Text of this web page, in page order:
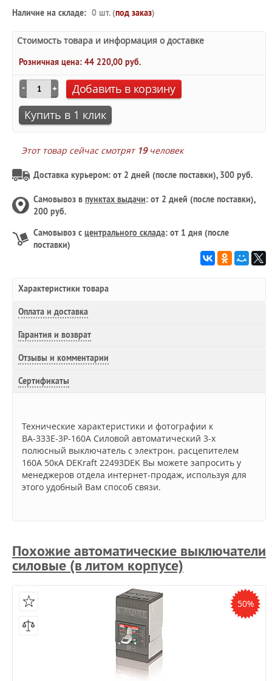
Наличие на складе: 0 шт. (под заказ)
Стоимость товара и информация о доставке
Розничная цена: 44 220,00 руб.
Добавить в корзину
Купить в 1 клик
Этот товар сейчас смотрят 19человек
Доставка курьером: от 2 дней (после поставки), 300 руб.
Самовывоз в пунктах выдачи: от 2 дней (после поставки),
200 руб.
Самовывоз с центрального склада: от 1 дня (после
поставки)
Характеристики товара
Оплата и доставка
Гарантия и возврат
Отзывы и комментарии
Сертификаты
Технические характеристики и фотографии к
ВА-333Е-3Р-160А Силовой автоматический 3-х
полюсный выключатель с электрон. расцепителем
160А 50кА DEKraft 22493DEK Вы можете запросить у
менеджеров отдела интернет-продаж, используя для
этого удобный Вам способ связи.
Похожие автоматические выключатели
силовые (в литом корпусе)
50%